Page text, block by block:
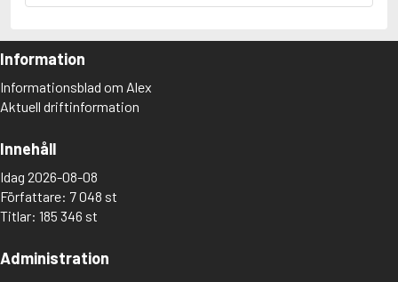
Information
Informationsblad om Alex
Aktuell driftinformation
Innehåll
Idag 2026-08-08
Författare: 7 048 st
Titlar: 185 346 st
Administration